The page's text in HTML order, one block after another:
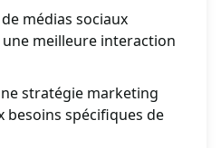
médias sociaux
meilleure interaction
stratégie marketing
besoins spécifiques de